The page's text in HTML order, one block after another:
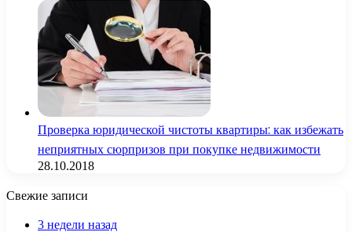
Проверка юридической чистоты квартиры: как избежать
неприятных сюрпризов при покупке недвижимости
28.10.2018
Свежие записи
3 недели назад